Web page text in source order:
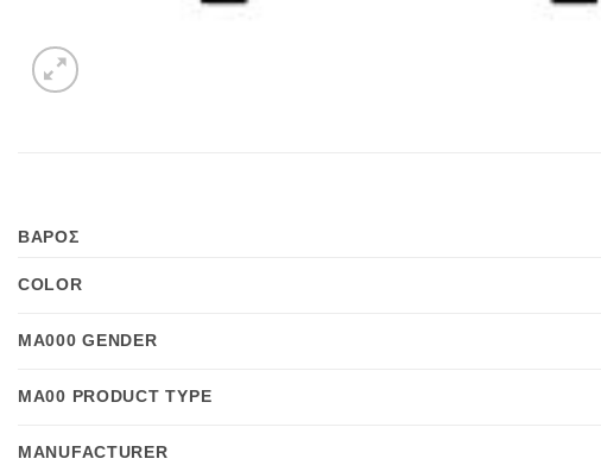
ΒΑΡΟΣ
COLOR
MA000 GENDER
MA00 PRODUCT TYPE
MANUFACTURER